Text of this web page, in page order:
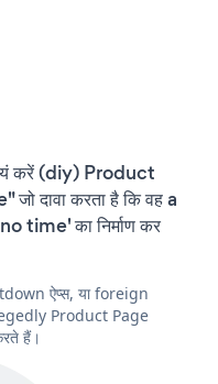
करें (diy) Product
दावा करता है कि वह a
का निर्माण कर
ऐप्स, या foreign
Product Page
हैं।